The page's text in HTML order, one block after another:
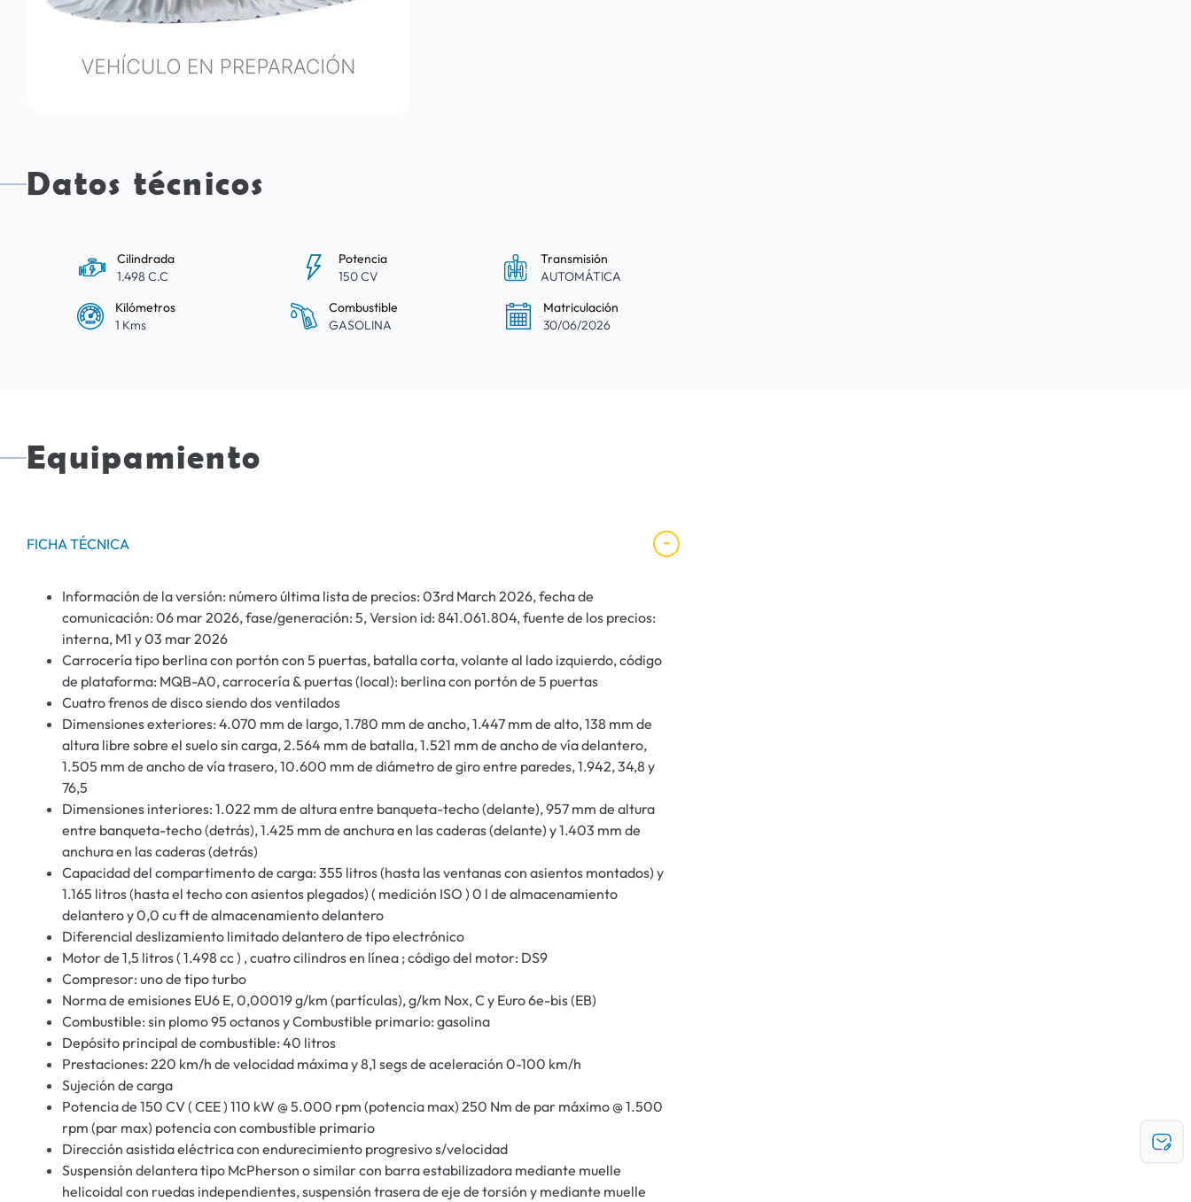
Datos técnicos
Cilindrada
1.498 C.C
Potencia
150 CV
Transmisión
AUTOMÁTICA
Kilómetros
1 Kms
Combustible
GASOLINA
Matriculación
30/06/2026
Equipamiento
FICHA TÉCNICA
Información de la versión: número última lista de precios: 03rd March 2026, fecha de
comunicación: 06 mar 2026, fase/generación: 5, Version id: 841.061.804, fuente de los precios:
interna, M1 y 03 mar 2026
Carrocería tipo berlina con portón con 5 puertas, batalla corta, volante al lado izquierdo, código
de plataforma: MQB-A0, carrocería & puertas (local): berlina con portón de 5 puertas
Cuatro frenos de disco siendo dos ventilados
Dimensiones exteriores: 4.070 mm de largo, 1.780 mm de ancho, 1.447 mm de alto, 138 mm de
altura libre sobre el suelo sin carga, 2.564 mm de batalla, 1.521 mm de ancho de vía delantero,
1.505 mm de ancho de vía trasero, 10.600 mm de diámetro de giro entre paredes, 1.942, 34,8 y
76,5
Dimensiones interiores: 1.022 mm de altura entre banqueta-techo (delante), 957 mm de altura
entre banqueta-techo (detrás), 1.425 mm de anchura en las caderas (delante) y 1.403 mm de
anchura en las caderas (detrás)
Capacidad del compartimento de carga: 355 litros (hasta las ventanas con asientos montados) y
1.165 litros (hasta el techo con asientos plegados) ( medición ISO ) 0 l de almacenamiento
delantero y 0,0 cu ft de almacenamiento delantero
Diferencial deslizamiento limitado delantero de tipo electrónico
Motor de 1,5 litros ( 1.498 cc ) , cuatro cilindros en línea ; código del motor: DS9
Compresor: uno de tipo turbo
Norma de emisiones EU6 E, 0,00019 g/km (partículas), g/km Nox, C y Euro 6e-bis (EB)
Combustible: sin plomo 95 octanos y Combustible primario: gasolina
Depósito principal de combustible: 40 litros
Prestaciones: 220 km/h de velocidad máxima y 8,1 segs de aceleración 0-100 km/h
Sujeción de carga
Potencia de 150 CV ( CEE ) 110 kW @ 5.000 rpm (potencia max) 250 Nm de par máximo @ 1.500
rpm (par max) potencia con combustible primario
Dirección asistida eléctrica con endurecimiento progresivo s/velocidad
Suspensión delantera tipo McPherson o similar con barra estabilizadora mediante muelle
helicoidal con ruedas independientes, suspensión trasera de eje de torsión y mediante muelle